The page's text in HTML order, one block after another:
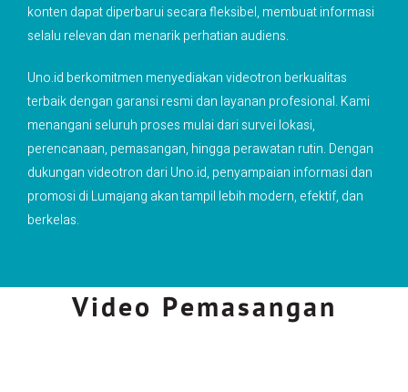
konten dapat diperbarui secara fleksibel, membuat informasi
selalu relevan dan menarik perhatian audiens.
Uno.id berkomitmen menyediakan videotron berkualitas
terbaik dengan garansi resmi dan layanan profesional. Kami
menangani seluruh proses mulai dari survei lokasi,
perencanaan, pemasangan, hingga perawatan rutin. Dengan
dukungan videotron dari Uno.id, penyampaian informasi dan
promosi di Lumajang akan tampil lebih modern, efektif, dan
berkelas.
Video Pemasangan